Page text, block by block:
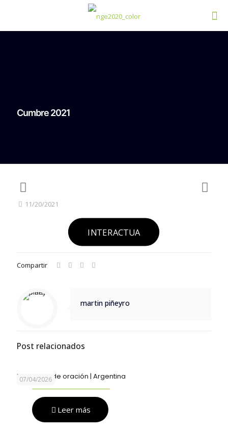
Cumbre 2021
11/20/2021
INTERACTUA
Compartir
martin piñeyro
Post relacionados
07/04/2026
Encuentro de oración | Argentina
Leer más